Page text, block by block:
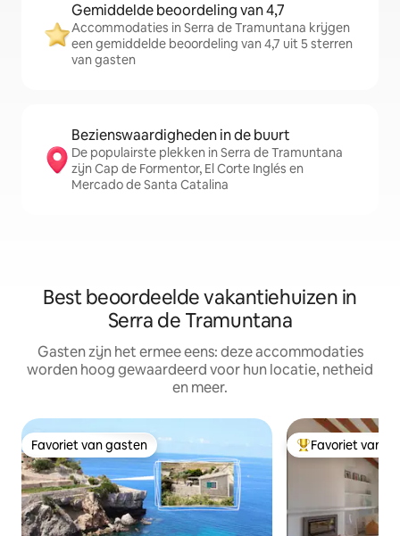
Gemiddelde beoordeling van 4,7
Accommodaties in Serra de Tramuntana krijgen
een gemiddelde beoordeling van 4,7 uit 5 sterren
van gasten
Bezienswaardigheden in de buurt
De populairste plekken in Serra de Tramuntana
zijn Cap de Formentor, El Corte Inglés en
Mercado de Santa Catalina
Best beoordeelde vakantiehuizen in
Serra de Tramuntana
Gasten zijn het ermee eens: deze accommodaties
worden hoog gewaardeerd voor hun locatie, netheid
en meer.
Favoriet van gasten
Favoriet van gasten Topfavoriet van
Favoriet van